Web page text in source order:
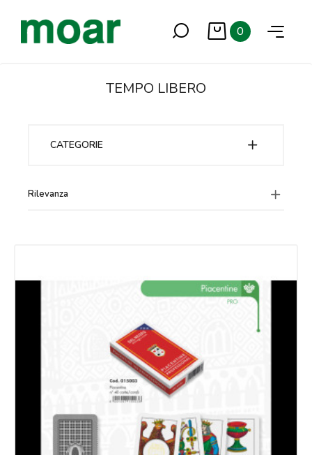
0
TEMPO LIBERO
CATEGORIE
Rilevanza